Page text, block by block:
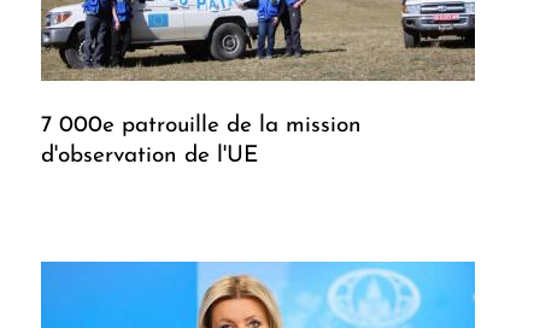
7 000e patrouille de la mission
d'observation de l'UE